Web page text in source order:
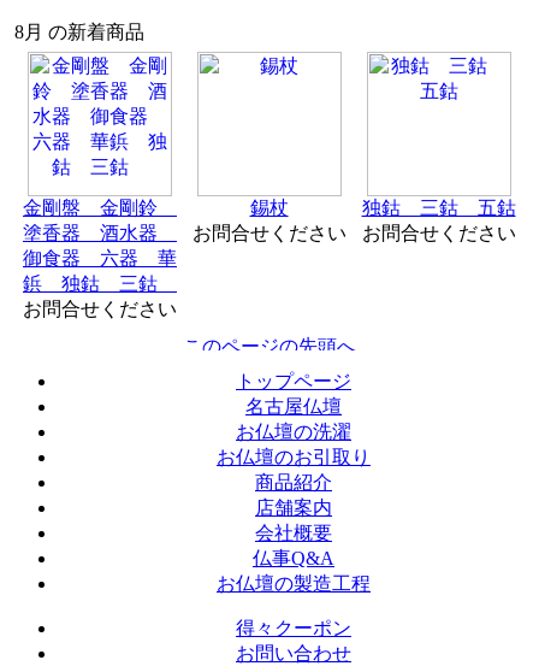
8月 の新着商品
金剛盤 金剛鈴
塗香器 酒水器
御食器 六器 華
鋲 独鈷 三鈷
お問合せください
錫杖
お問合せください
独鈷 三鈷 五鈷
お問合せください
トップページ
名古屋仏壇
お仏壇の洗濯
お仏壇のお引取り
商品紹介
店舗案内
会社概要
仏事Q&A
お仏壇の製造工程
得々クーポン
お問い合わせ